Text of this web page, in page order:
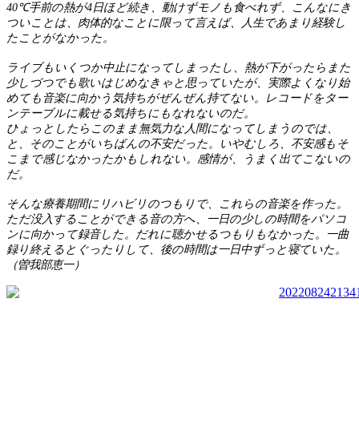
40℃手前の熱が4日ほど続き、動けずモノも食べれず、こんなにき
ついことは、肉体的なことに限って言えば、人生であまり経験し
たことがなかった。
ライブもいくつか中止になってしまったし、熱が下がったらまた
少しづつでも歌いはじめなきゃと思っていたが、実際よくなり始
めても音楽に向かう気持ちがぜんぜん持てない。レコードをター
ンテーブルに載せる気持ちにもなれないのだ。
ひょっとしたらこのまま無気力な人間になってしまうのでは、
と、そのことがいちばんの不安だった。いやむしろ、不安感もそ
こまで感じなかったかもしれない。感情が、うまく出てこないの
だ。
そんな療養期間にリハビリのつもりで、これらの音楽を作った。
ただ没入することができる音の方へ、一日の少しの時間をパソコ
ンに向かって録音した。だれに聴かせるつもりもなかった。一曲
録り終えるとぐったりして、後の時間は一日中ずっと寝ていた。
（曽我部恵一）